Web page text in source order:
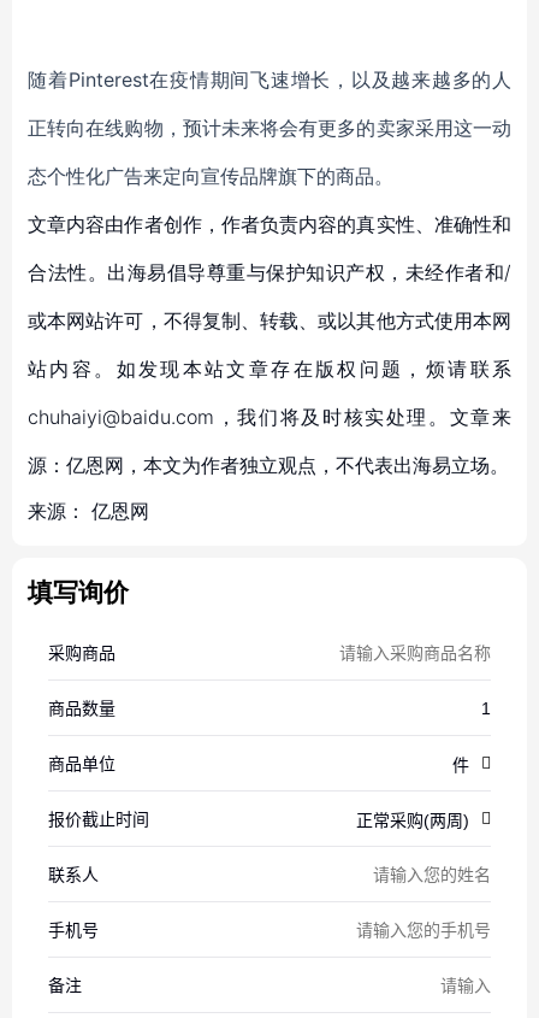
随着Pinterest在疫情期间飞速增长，以及 越来越多的人
正转向在线购物，预计未来将会有更多的卖家采用这一动
态个性化广告来定向宣传品牌旗下的商品。
文章内容由作者创作，作者负责内容的真实性、准确性和
合法性。出海易倡导尊重与保护知识产权，未经作者和/
或本网站许可，不得复制、转载、或以其他方式使用本网
站内容。如发现本站文章存在版权问题，烦请联系
chuhaiyi@baidu.com，我们将及时核实处理。文章来
源：亿恩网，本文为作者独立观点，不代表出海易立场。
来源： 亿恩网
填写询价